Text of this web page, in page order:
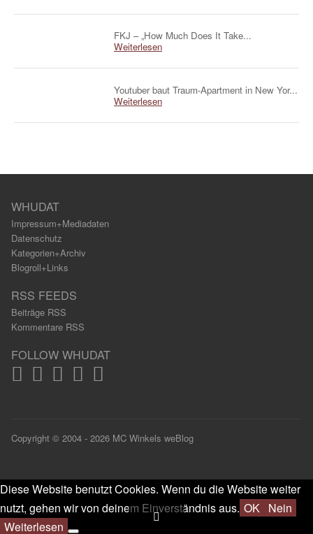
FKJ – „How Much Does It Take...
Weiterlesen
Youtuber baut Traum-Apartment in New Yor...
Weiterlesen
WHUDAT
Impressum+Mediadaten
Datenschutz
Kategorien+Archiv
Blogroll+Links
RSS FEEDS
Beiträge RSS
Kommentare RSS
FOLLOW WHUDAT
Copyright © 2004 - 2026 MC Winkels weBlog
Diese Website benutzt Cookies. Wenn du die Website weiter
nutzt, gehen wir von deinem Einverständnis aus. OK Nein
Weiterlesen